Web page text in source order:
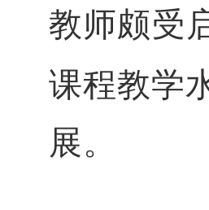
教师颇受
课程教学
展。